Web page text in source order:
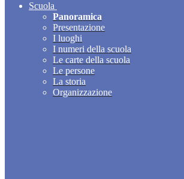
Scuola
Panoramica
Presentazione
I luoghi
I numeri della scuola
Le carte della scuola
Le persone
La storia
Organizzazione